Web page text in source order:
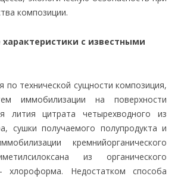
композиции.
с известными
по технической сущности композиция,
иммобилизации на поверхности
лития цитрата четырехводного из
сушки получаемого полупродукта и
кремнийорганического
из органического
хлороформа. Недостатком способа